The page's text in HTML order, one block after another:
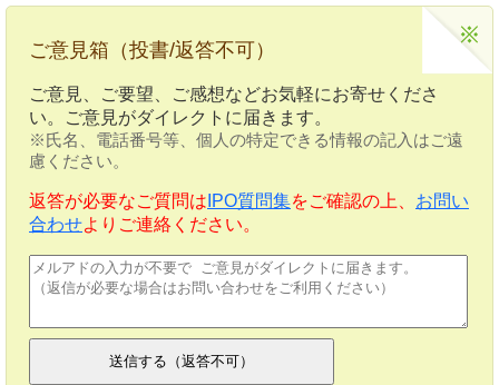
ご意見箱（投書/返答不可）
ご意見、ご要望、ご感想などお気軽にお寄せくださ
い。ご意見がダイレクトに届きます。
※氏名、電話番号等、個人の特定できる情報の記入はご遠
慮ください。
返答が必要なご質問は IPO質問集をご確認の上、 お問い
合わせよりご連絡ください。